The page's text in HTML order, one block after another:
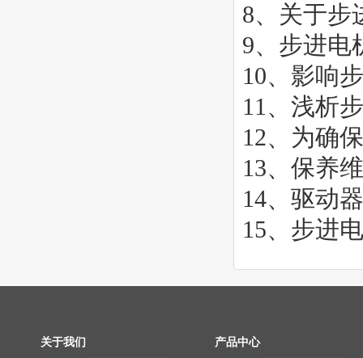
8、 关于步
9、 步进电
10、 影响
11、 浅析
12、 为确
13、 保养
14、 驱动
15、 步进
关于我们 产品中心